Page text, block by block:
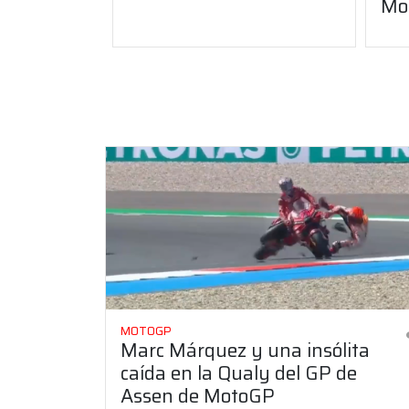
MOTOGP
Marc Márquez y una insólita
caída en la Qualy del GP de
Assen de MotoGP